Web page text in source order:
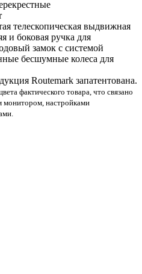
выдвижная
боковая ручка для
замок с системой
бесшумные колеса для
Routemark запатентована.
фактического товара, что связано
монитором, настройками